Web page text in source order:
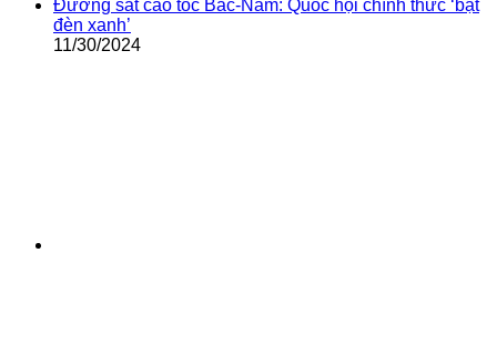
Đường sắt cao tốc Bắc-Nam: Quốc hội chính thức ‘bật
đèn xanh’
11/30/2024